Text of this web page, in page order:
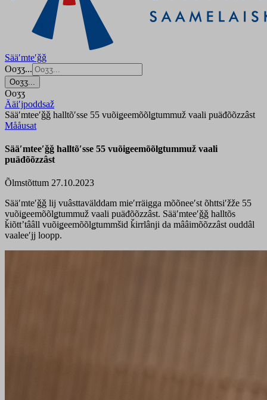
Sääʹmteʹǧǧ
Ooʒʒ...
Ooʒʒ...
Ooʒʒ
Ääiʹjpoddsaž
Sääʹmteeʹǧǧ halltõʹsse 55 vuõiǥeemõõlǥtummuž vaali puäđõõzzâst
Mååusat
Sääʹmteeʹǧǧ halltõʹsse 55 vuõiǥeemõõlǥtummuž vaali
puäđõõzzâst
Õlmstõttum 27.10.2023
Sääʹmteʹǧǧ lij vuâsttavälddam mieʹrräigga mõõneeʹst õhttsiʹžže 55
vuõiǥeemõõlǥtummuž vaali puäđõõzzâst. Sääʹmteeʹǧǧ halltõs
ǩiõttʼtââll vuõiǥeemõõlǥtummšid ǩirrlânji da mââimõõzzâst ouddâl
vaaleeʹjj loopp.